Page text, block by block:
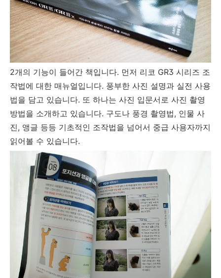
2개의 기능이 들어간 책입니다. 먼저 리코 GR3 시리즈 조
작법에 대한 매뉴얼입니다. 풍부한 사진 설명과 실전 사용
법을 담고 있습니다. 또 하나는 사진 입문서로 사진 촬영
방법을 소개하고 있습니다. 구도나 풍경 촬영법, 인물 사
진, 앵글 등등 기초적인 조작법을 넘어서 중급 사용자까지
읽어볼 수 있습니다.